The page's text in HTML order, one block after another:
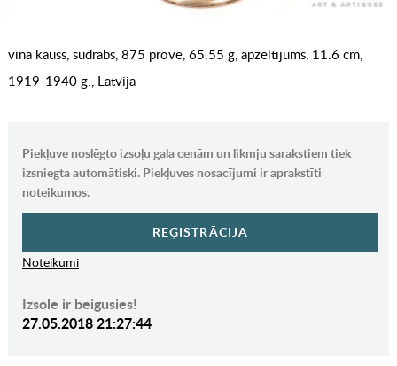
vīna kauss, sudrabs, 875 prove, 65.55 g, apzeltījums, 11.6 cm,
1919-1940 g., Latvija
Piekļuve noslēgto izsoļu gala cenām un likmju sarakstiem tiek
izsniegta automātiski. Piekļuves nosacījumi ir aprakstīti
noteikumos.
REĢISTRĀCIJA
Noteikumi
Izsole ir beigusies!
27.05.2018 21:27:44